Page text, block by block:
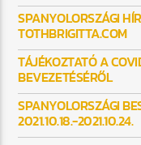
SPANYOLORSZÁGI
TOTHBRIGITTA.COM
TÁJÉKOZTATÓ A
BEVEZETÉSÉRŐL
SPANYOLORSZÁGI
2021.10.18.-2021.10.24.